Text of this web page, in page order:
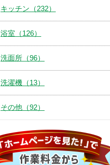
キッチン（232）
浴室（126）
洗面所（96）
洗濯機（13）
その他（92）